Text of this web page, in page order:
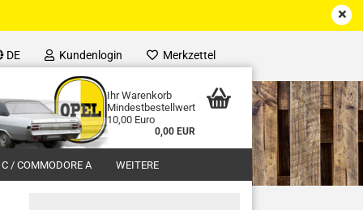
DE Kundenlogin Merkzettel
Ihr Warenkorb
Mindestbestellwert
10,00 Euro
0,00 EUR
C / COMMODORE A WEITERE